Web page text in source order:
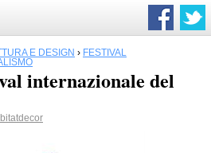
E DESIGN › FESTIVAL
internazionale del